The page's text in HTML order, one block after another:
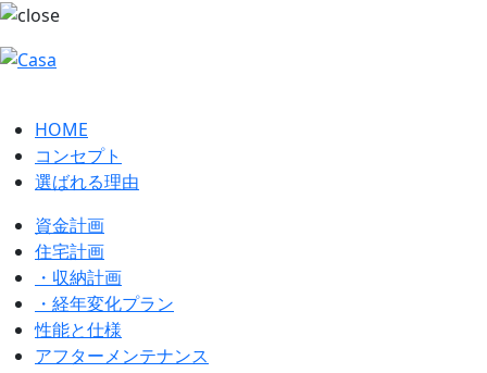
HOME
コンセプト
選ばれる理由
資金計画
住宅計画
・収納計画
・経年変化プラン
性能と仕様
アフターメンテナンス